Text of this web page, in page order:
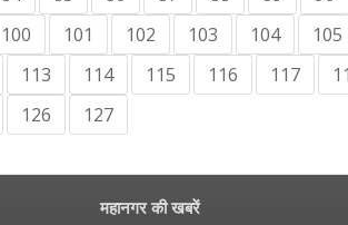
100 101 102 103 104
105
113 114 115 116 117
126 127
महानगर की खबरें